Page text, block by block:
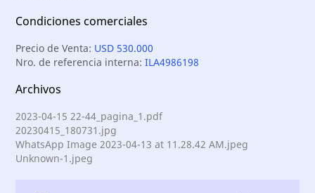
Condiciones comerciales
Precio de Venta: USD 530.000
Nro. de referencia interna:ILA4986198
Archivos
2023-04-15 22-44_pagina_1.pdf
20230415_180731.jpg
WhatsApp Image 2023-04-13 at 11.28.42 AM.jpeg
Unknown-1.jpeg